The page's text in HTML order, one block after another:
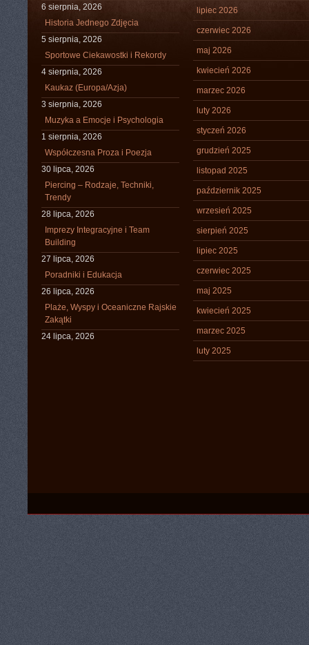
6 sierpnia, 2026
Historia Jednego Zdjęcia
5 sierpnia, 2026
Sportowe Ciekawostki i Rekordy
4 sierpnia, 2026
Kaukaz (Europa/Azja)
3 sierpnia, 2026
Muzyka a Emocje i Psychologia
1 sierpnia, 2026
Współczesna Proza i Poezja
30 lipca, 2026
Piercing – Rodzaje, Techniki,
Trendy
28 lipca, 2026
Imprezy Integracyjne i Team
Building
27 lipca, 2026
Poradniki i Edukacja
26 lipca, 2026
Plaże, Wyspy i Oceaniczne Rajskie
Zakątki
24 lipca, 2026
lipiec 2026
czerwiec 2026
maj 2026
kwiecień 2026
marzec 2026
luty 2026
styczeń 2026
grudzień 2025
listopad 2025
październik 2025
wrzesień 2025
sierpień 2025
lipiec 2025
czerwiec 2025
maj 2025
kwiecień 2025
marzec 2025
luty 2025